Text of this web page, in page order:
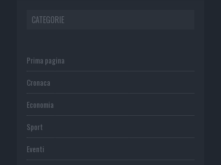
CATEGORIE
Prima pagina
Cronaca
Economia
Sport
Eventi